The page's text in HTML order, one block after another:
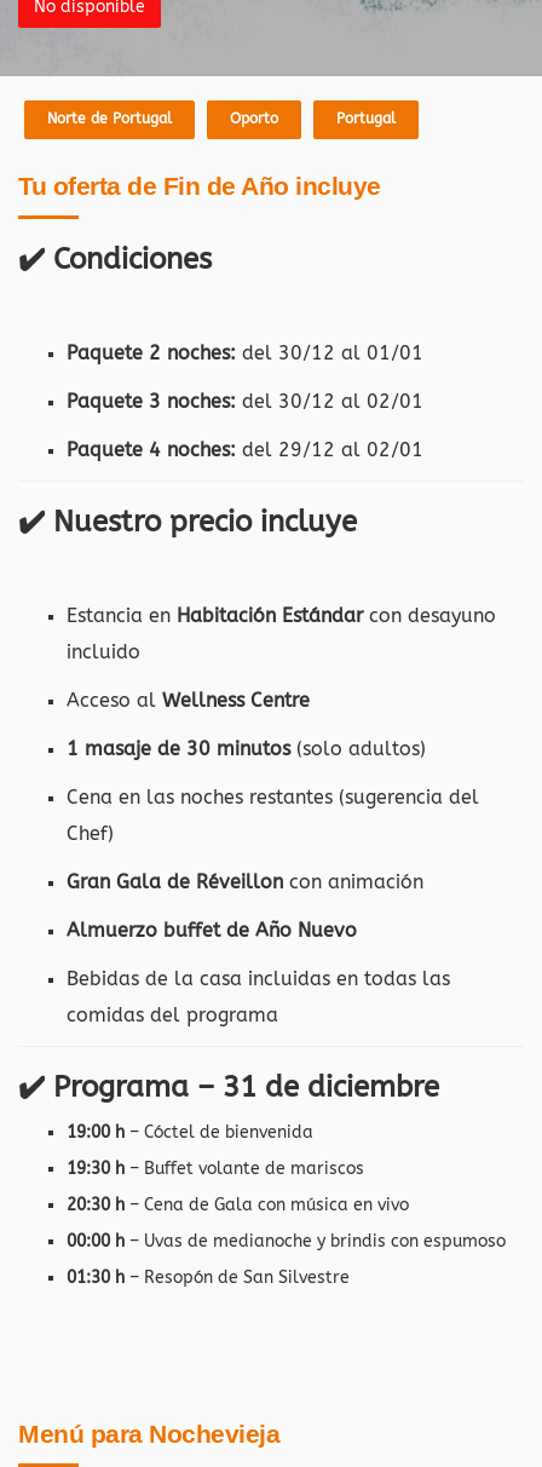
No disponible
Norte de Portugal Oporto Portugal
Tu oferta de Fin de Año incluye
✔️ Condiciones
Paquete 2 noches: del 30/12 al 01/01
Paquete 3 noches: del 30/12 al 02/01
Paquete 4 noches: del 29/12 al 02/01
✔️ Nuestro precio incluye
Estancia en Habitación Estándarcon desayuno
incluido
Acceso al Wellness Centre
1 masaje de 30 minutos(solo adultos)
Cena en las noches restantes (sugerencia del
Chef)
Gran Gala de Réveillon con animación
Almuerzo buffet de Año Nuevo
Bebidas de la casa incluidas en todas las
comidas del programa
✔️ Programa – 31 de diciembre
19:00 h – Cóctel de bienvenida
19:30 h – Buffet volante de mariscos
20:30 h – Cena de Gala con música en vivo
00:00 h – Uvas de medianoche y brindis con espumoso
01:30 h – Resopón de San Silvestre
Menú para Nochevieja